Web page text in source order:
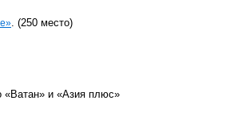
. (250 место)
и «Азия плюс»